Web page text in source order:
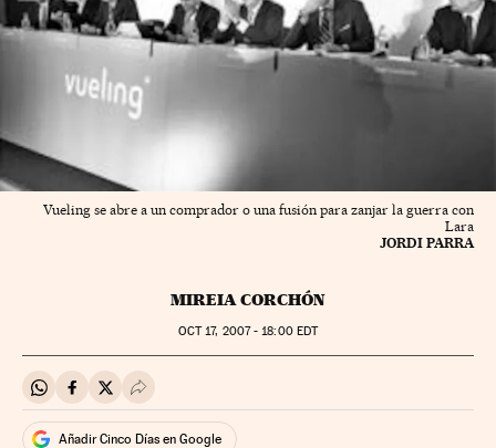
Vueling se abre a un comprador o una fusión para zanjar la guerra con
Lara
JORDI PARRA
MIREIA CORCHÓN
OCT17, 2007 - 18:00EDT
Compartir en Whatsapp
Compartir en Facebook
Compartir en Twitter
Desplegar Redes Sociales
Añadir Cinco Días en Google